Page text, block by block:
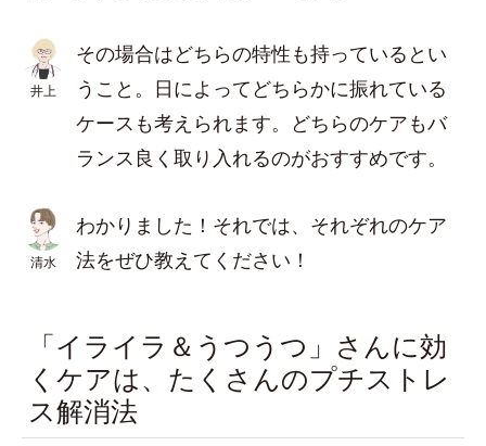
井上
その場合はどちらの特性も持っているとい
うこと。日によってどちらかに振れている
ケースも考えられます。どちらのケアもバ
ランス良く取り入れるのがおすすめです。
清水
わかりました！それでは、それぞれのケア
法をぜひ教えてください！
「イライラ＆うつうつ」さんに効
くケアは、たくさんのプチストレ
ス解消法